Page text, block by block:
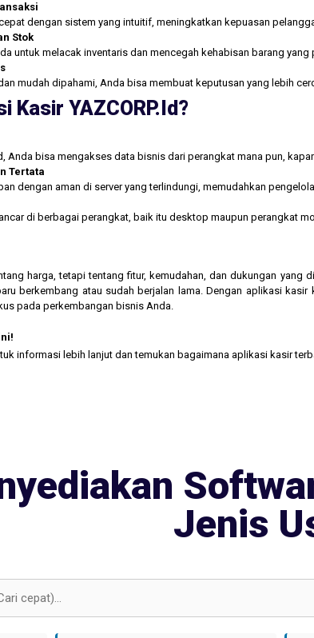
dengan sistem yang intuitif, meningkatkan kepuasan
Stok
untuk melacak inventaris dan mencegah kehabisan barang yang
mudah dipahami, Anda bisa membuat keputusan yang lebih
Kasir YAZCORP.id?
Anda bisa mengakses data bisnis dari perangkat mana pun,
Tertata
dengan aman di server yang terlindungi, memudahkan
di berbagai perangkat, baik itu desktop maupun perangkat
harga, tetapi tentang fitur, kemudahan, dan dukungan yang
berkembang atau sudah berjalan lama. Dengan aplikasi
pada perkembangan bisnis Anda.
informasi lebih lanjut dan temukan bagaimana aplikasi kasir
Jenis